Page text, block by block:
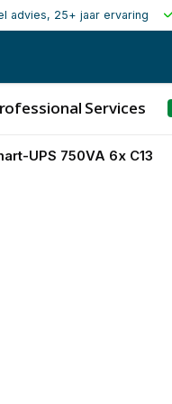
advies, 25+ jaar ervaring
Services
UPS 750VA 6x C13